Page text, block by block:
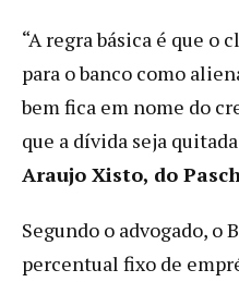
“A regra básica é que
para o banco como
bem fica em nome do
que a dívida seja
Araujo Xisto, do
Segundo o advogado, o
percentual fixo de